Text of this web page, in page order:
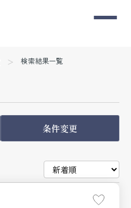
検索結果一覧
条件変更